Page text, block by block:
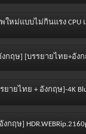
พใหม่แบบไม่กินแรง CPU
อังกฤษ] [บรรยายไทย+อั
รยายไทย + อังกฤษ]-4K
ฤษ]